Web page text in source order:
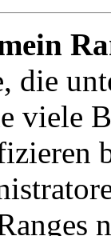
die
viele